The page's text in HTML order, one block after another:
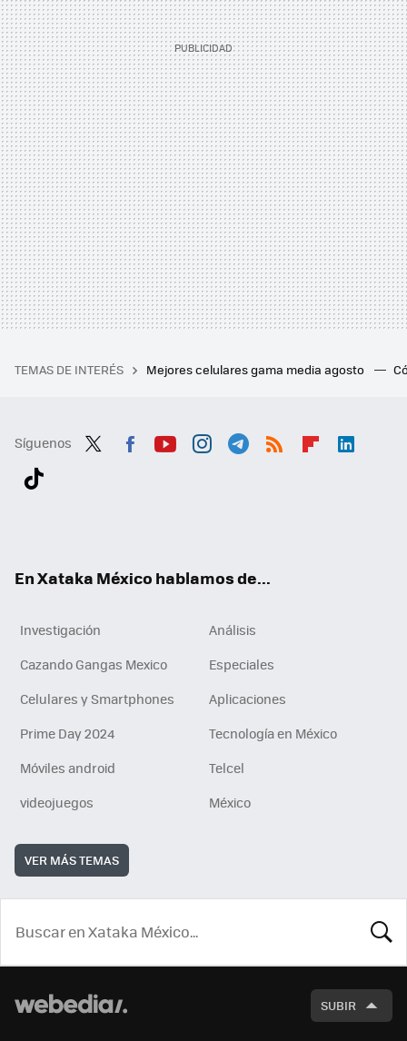
TEMAS DE INTERÉS Mejores celulares gama media agosto
Síguenos
En Xataka México hablamos de...
Investigación
Análisis
Cazando Gangas Mexico
Especiales
Celulares y Smartphones
Aplicaciones
Prime Day 2024
Tecnología en México
Móviles android
Telcel
videojuegos
México
VER MÁS TEMAS
SUBIR